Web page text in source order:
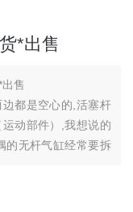
*出售
售
都是空心的,活塞杆
动部件）,我想说的
的无杆气缸经常要拆